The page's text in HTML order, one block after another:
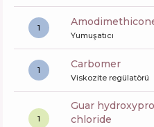
1
Yumuşatıcı
1 carbomer
Viskozite regülatörü
1
guar hydroxypropyltrimonium
chloride